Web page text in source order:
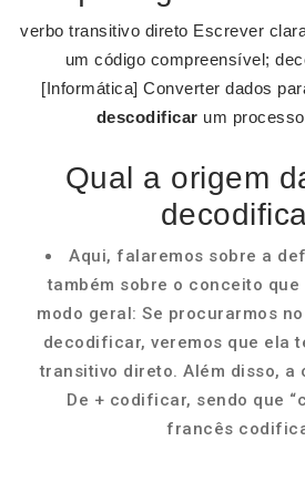
verbo transitivo direto Escrever
um código compreensível;
[Informática] Converter dados
descodificar um
Qual a origem
Aqui, falaremos sobre a
também sobre o conceito que
modo geral: Se procurarmos
decodificar, veremos que ela
transitivo direto. Além disso, a
De + codificar, sendo que
francês